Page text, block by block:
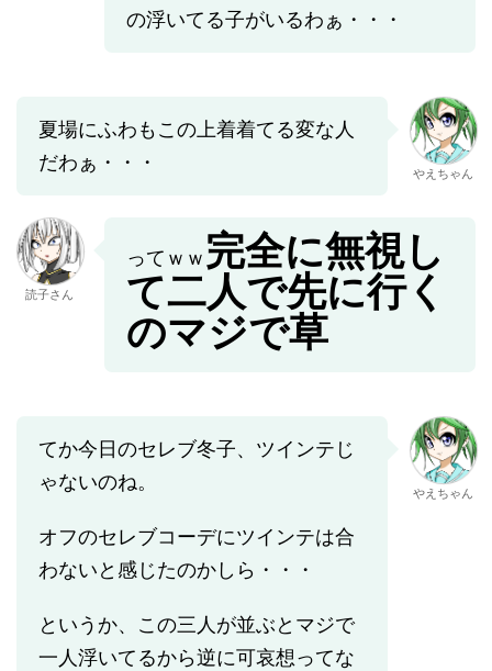
の浮いてる子がいるわぁ・・・
夏場にふわもこの上着着てる変な人
だわぁ・・・
やえちゃん
読子さん
ってｗｗ 完全に無視し
て二人で先に行く
のマジで草
てか今日のセレブ冬子、ツインテじ
ゃないのね。
オフのセレブコーデにツインテは合
わないと感じたのかしら・・・
というか、この三人が並ぶとマジで
一人浮いてるから逆に可哀想ってな
やえちゃん